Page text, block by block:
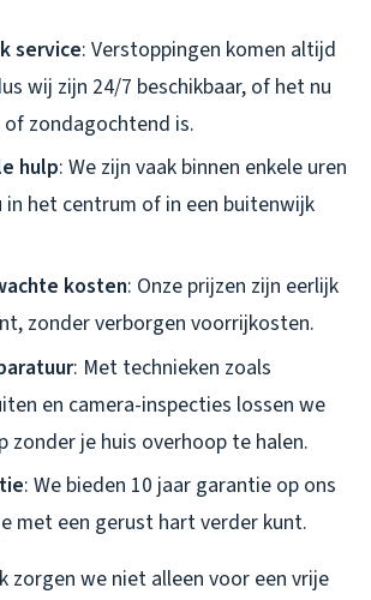
service: Verstoppingen komen altijd
wij zijn 24/7 beschikbaar, of het nu
zondagochtend is.
hulp: We zijn vaak binnen enkele uren
in het centrum of in een buitenwijk
kosten: Onze prijzen zijn eerlijk
zonder verborgen voorrijkosten.
: Met technieken zoals
en camera-inspecties lossen we
zonder je huis overhoop te halen.
: We bieden 10 jaar garantie op ons
met een gerust hart verder kunt.
zorgen we niet alleen voor een vrije